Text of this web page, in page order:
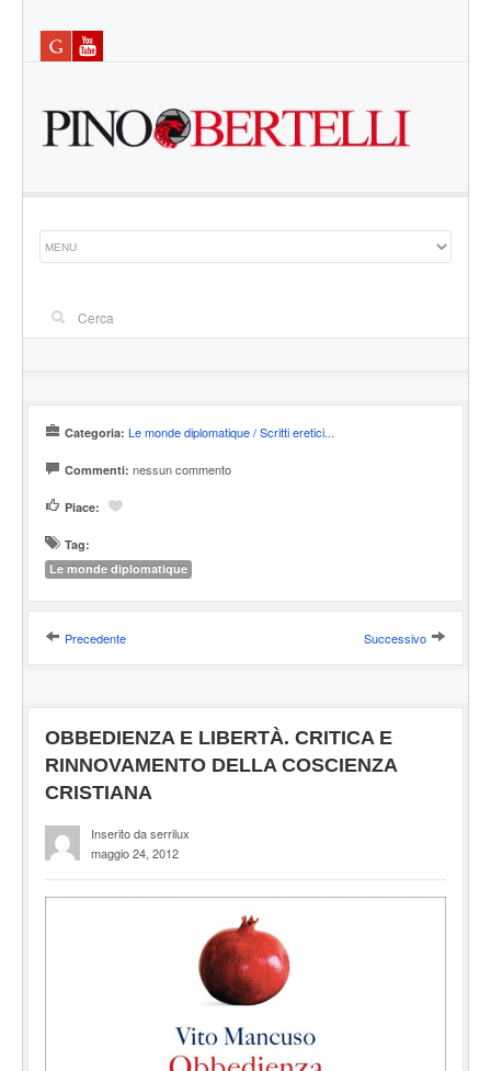
Categoria: Le monde diplomatique / Scritti eretici...
Commenti: nessun commento
Piace:
Tag:
Le monde diplomatique
Precedente Successivo
OBBEDIENZA E LIBERTÀ. CRITICA E
RINNOVAMENTO DELLA COSCIENZA
CRISTIANA
Inserito da serrilux
maggio 24, 2012